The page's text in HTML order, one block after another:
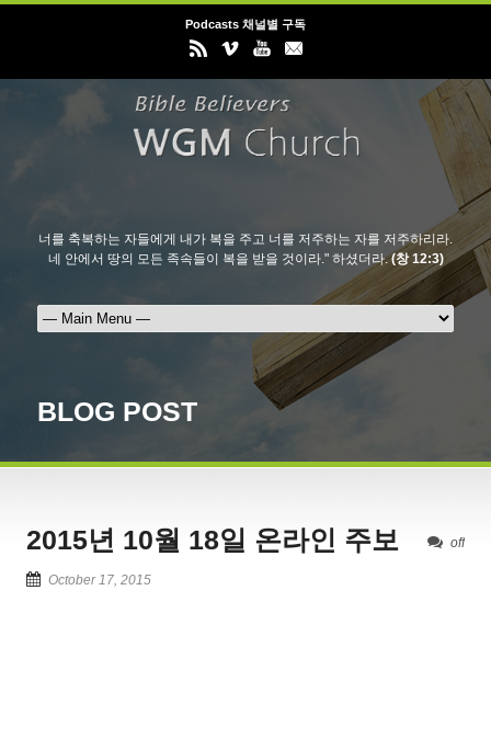
Podcasts 채널별 구독
너를 축복하는 자들에게 내가 복을 주고 너를 저주하는 자를 저주하리라.
네 안에서 땅의 모든 족속들이 복을 받을 것이라." 하셨더라.(창 12:3)
BLOG POST
off
2015년 10월 18일 온라인 주보
October 17, 2015